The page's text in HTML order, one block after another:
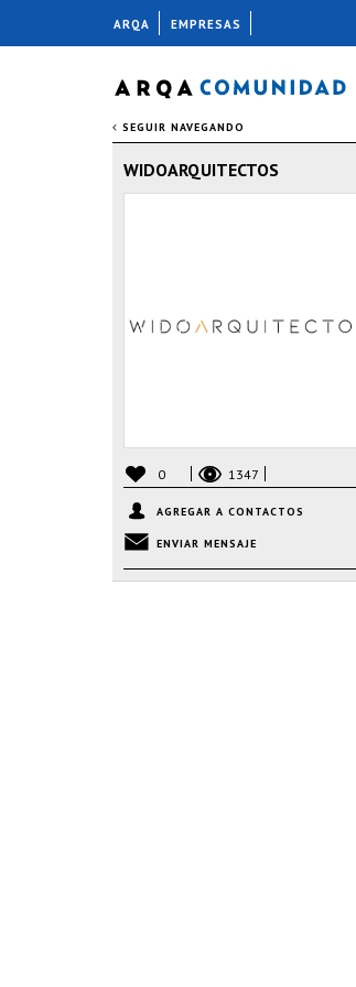
SEGUIR NAVEGANDO
WIDOARQUITECTOS
0 1347
AGREGAR A CONTACTOS
ENVIAR MENSAJE
ARQA EMPRESAS